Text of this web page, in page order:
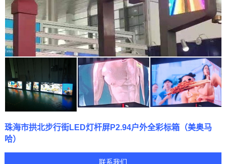
珠海市拱北步行街LED灯杆屏P2.94户外全彩标箱（美奥马
哈）
联系我们